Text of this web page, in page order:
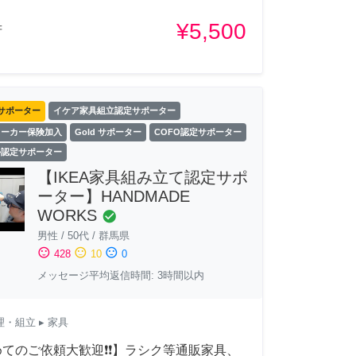
¥5,500
ポーター イケア家具組立認定サポーター
カー保険加入 Gold サポーター COFO認定サポーター
定サポーター
【IKEA家具組み立て認定サポ
ーター】HANDMADE
WORKS check_circle
男性 / 50代/ 群馬県
sentiment_satisfied 428 sentiment_neutral 10 sentiment_dissatisfied 0
メッセージ平均返信時間: 3時間以内
・組立 ▸ 家具
のご依頼大歓迎❗❗】ラシク等通販家具、